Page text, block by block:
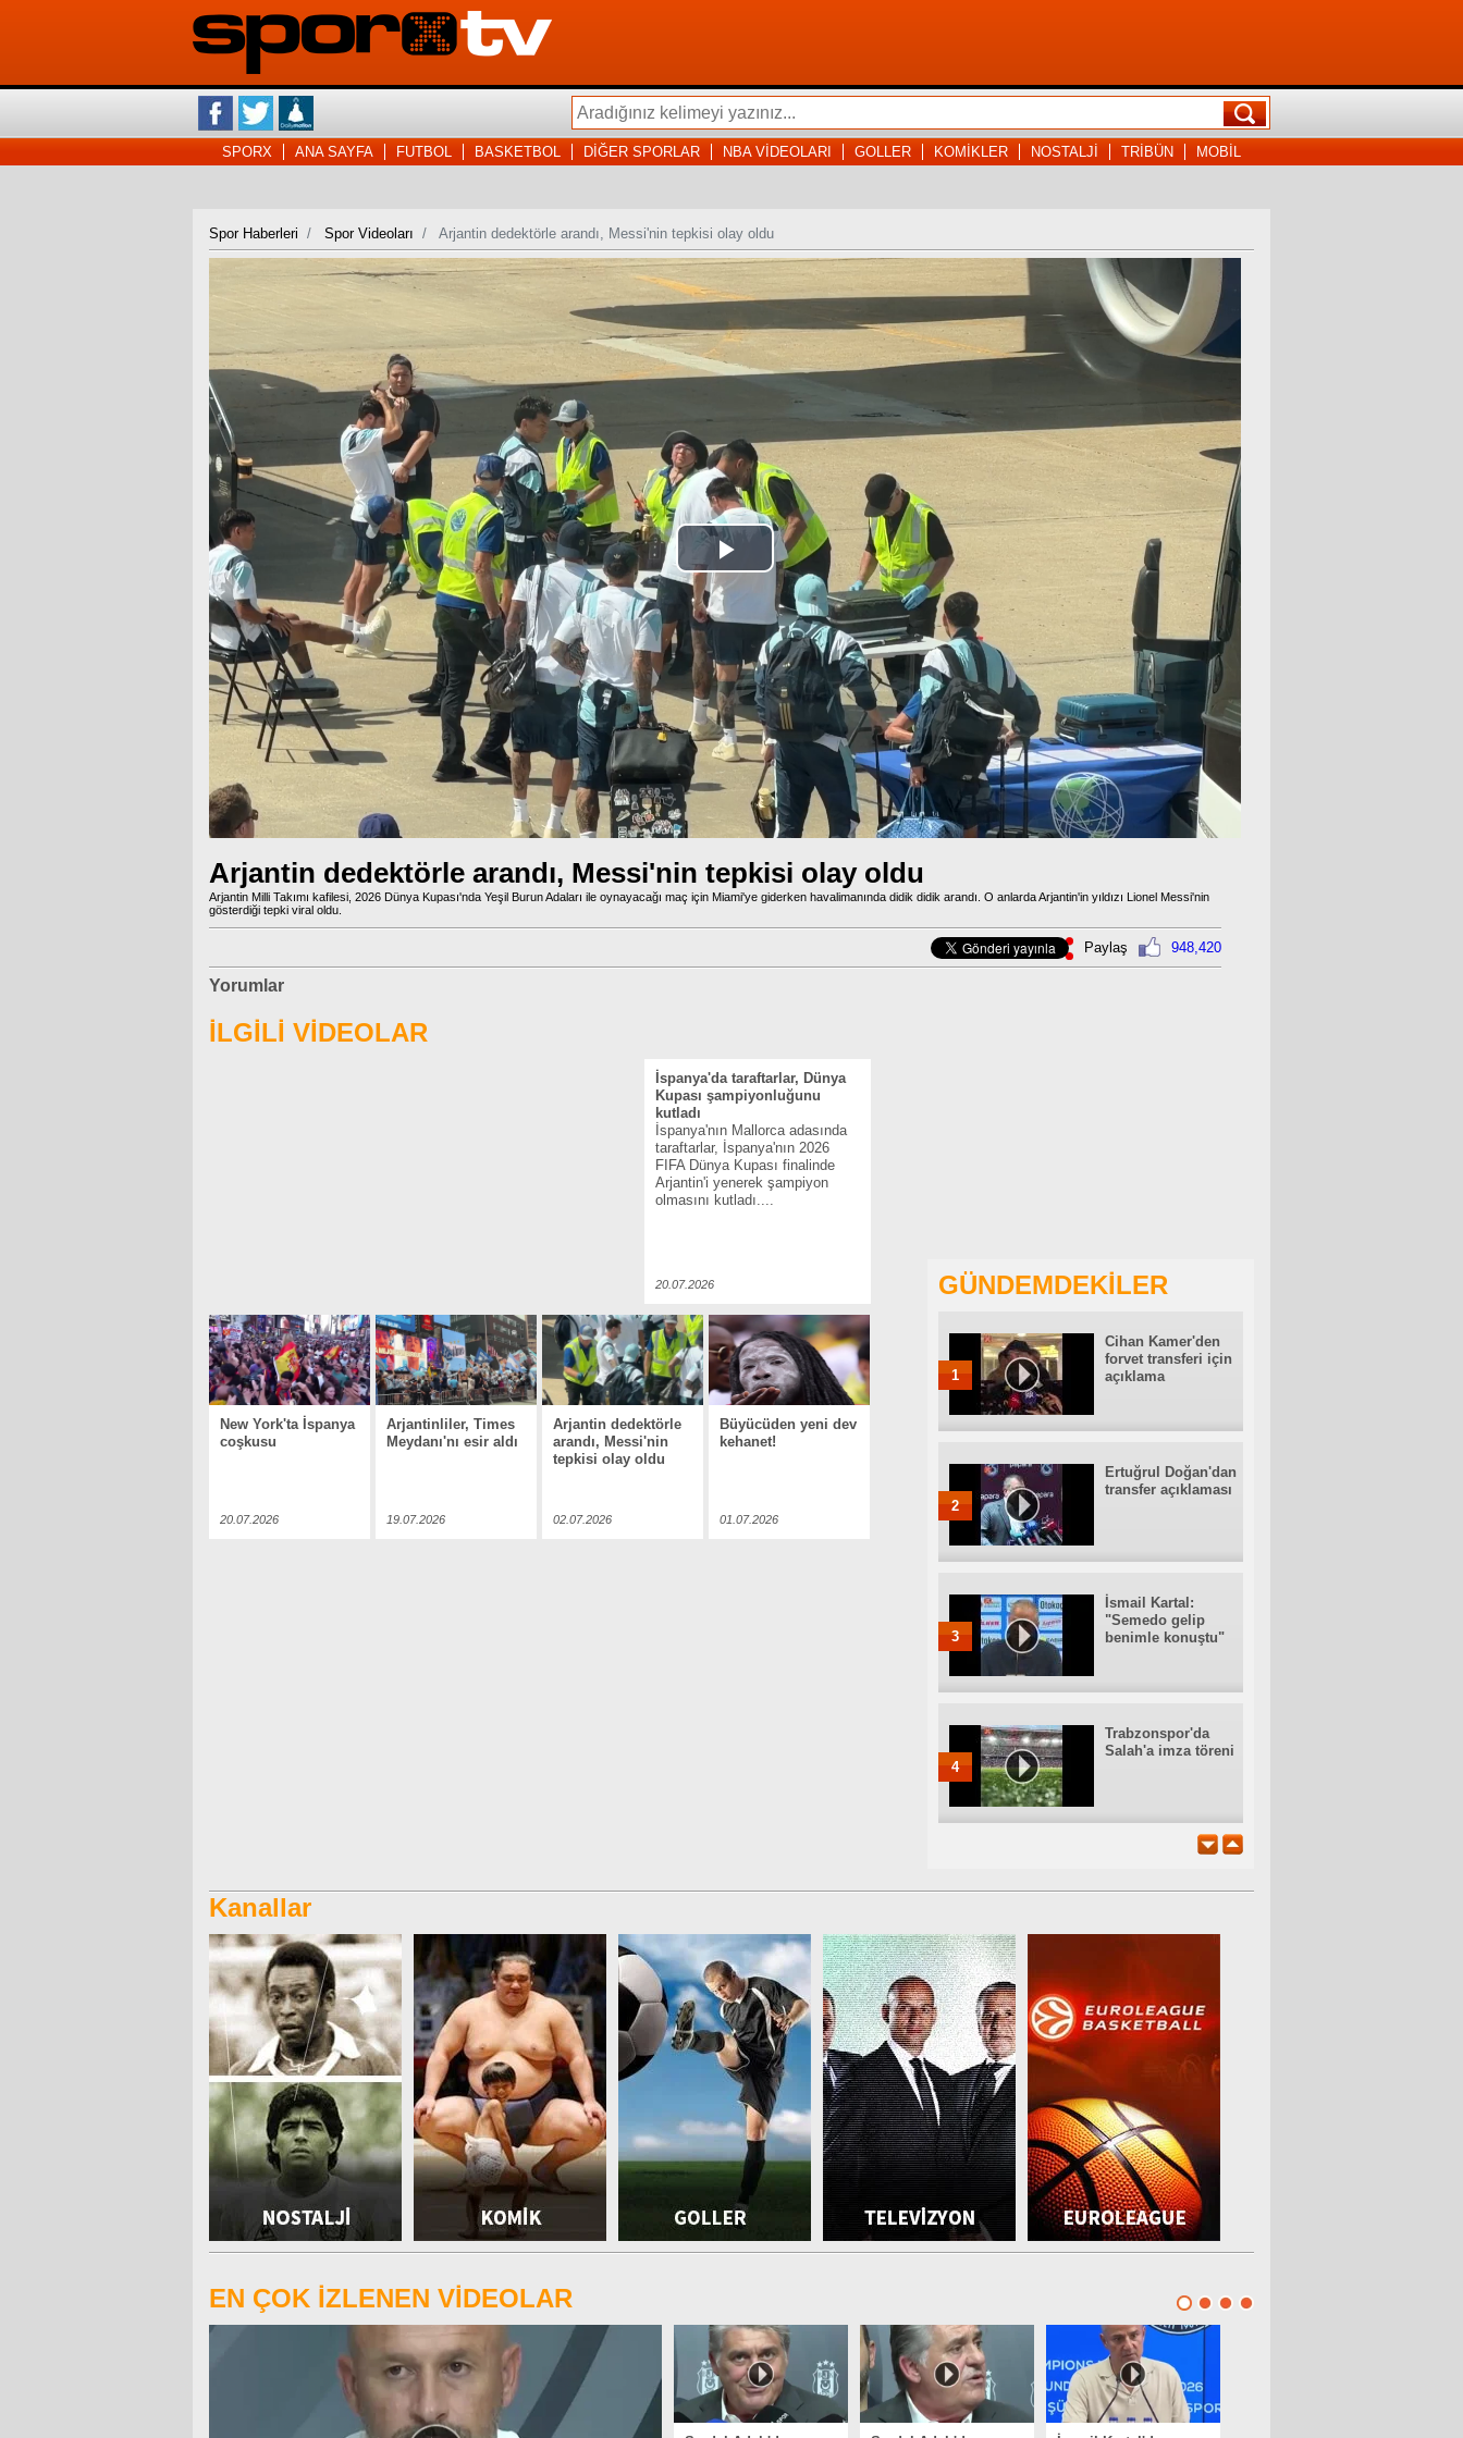
SPORX ANA SAYFA FUTBOL BASKETBOL DİĞER SPORLAR NBA VİDEOLARI GOLLER KOMİKLER NOSTALJİ TRİBÜN MOBİL
Spor Haberleri Spor Videoları Arjantin dedektörle arandı, Messi'nin tepkisi olay oldu
Play
Video
Arjantin dedektörle arandı, Messi'nin tepkisi olay oldu
Arjantin Milli Takımı kafilesi, 2026 Dünya Kupası'nda Yeşil Burun Adaları ile oynayacağı maç için Miami'ye giderken havalimanında didik didik arandı. O anlarda Arjantin'in yıldızı Lionel Messi'nin
gösterdiği tepki viral oldu.
948,420
Paylaş
Yorumlar
İLGİLİ VİDEOLAR
İspanya'da taraftarlar, Dünya
Kupası şampiyonluğunu
kutladı
İspanya'nın Mallorca adasında
taraftarlar, İspanya'nın 2026
FIFA Dünya Kupası finalinde
Arjantin'i yenerek şampiyon
olmasını kutladı....
20.07.2026
New York'ta İspanya
coşkusu
20.07.2026
Arjantinliler, Times
Meydanı'nı esir aldı
19.07.2026
Arjantin dedektörle
arandı, Messi'nin
tepkisi olay oldu
02.07.2026
Büyücüden yeni dev
kehanet!
01.07.2026
GÜNDEMDEKİLER
1
Cihan Kamer'den
forvet transferi için
açıklama
2
Ertuğrul Doğan'dan
transfer açıklaması
3
İsmail Kartal:
"Semedo gelip
benimle konuştu"
4
Trabzonspor'da
Salah'a imza töreni
Kanallar
EN ÇOK İZLENEN VİDEOLAR